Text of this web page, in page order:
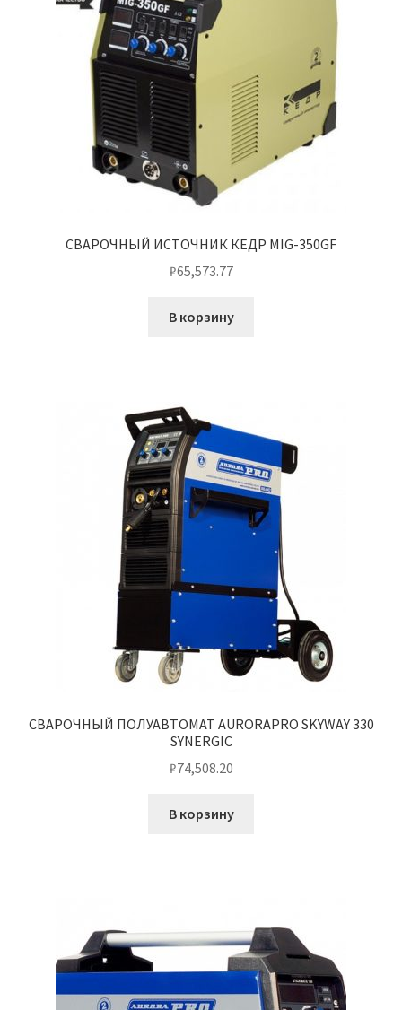
СВАРОЧНЫЙ ИСТОЧНИК КЕДР MIG-350GF
₽65,573.77
В корзину
СВАРОЧНЫЙ ПОЛУАВТОМАТ AURORAPRO SKYWAY 330
SYNERGIC
₽74,508.20
В корзину